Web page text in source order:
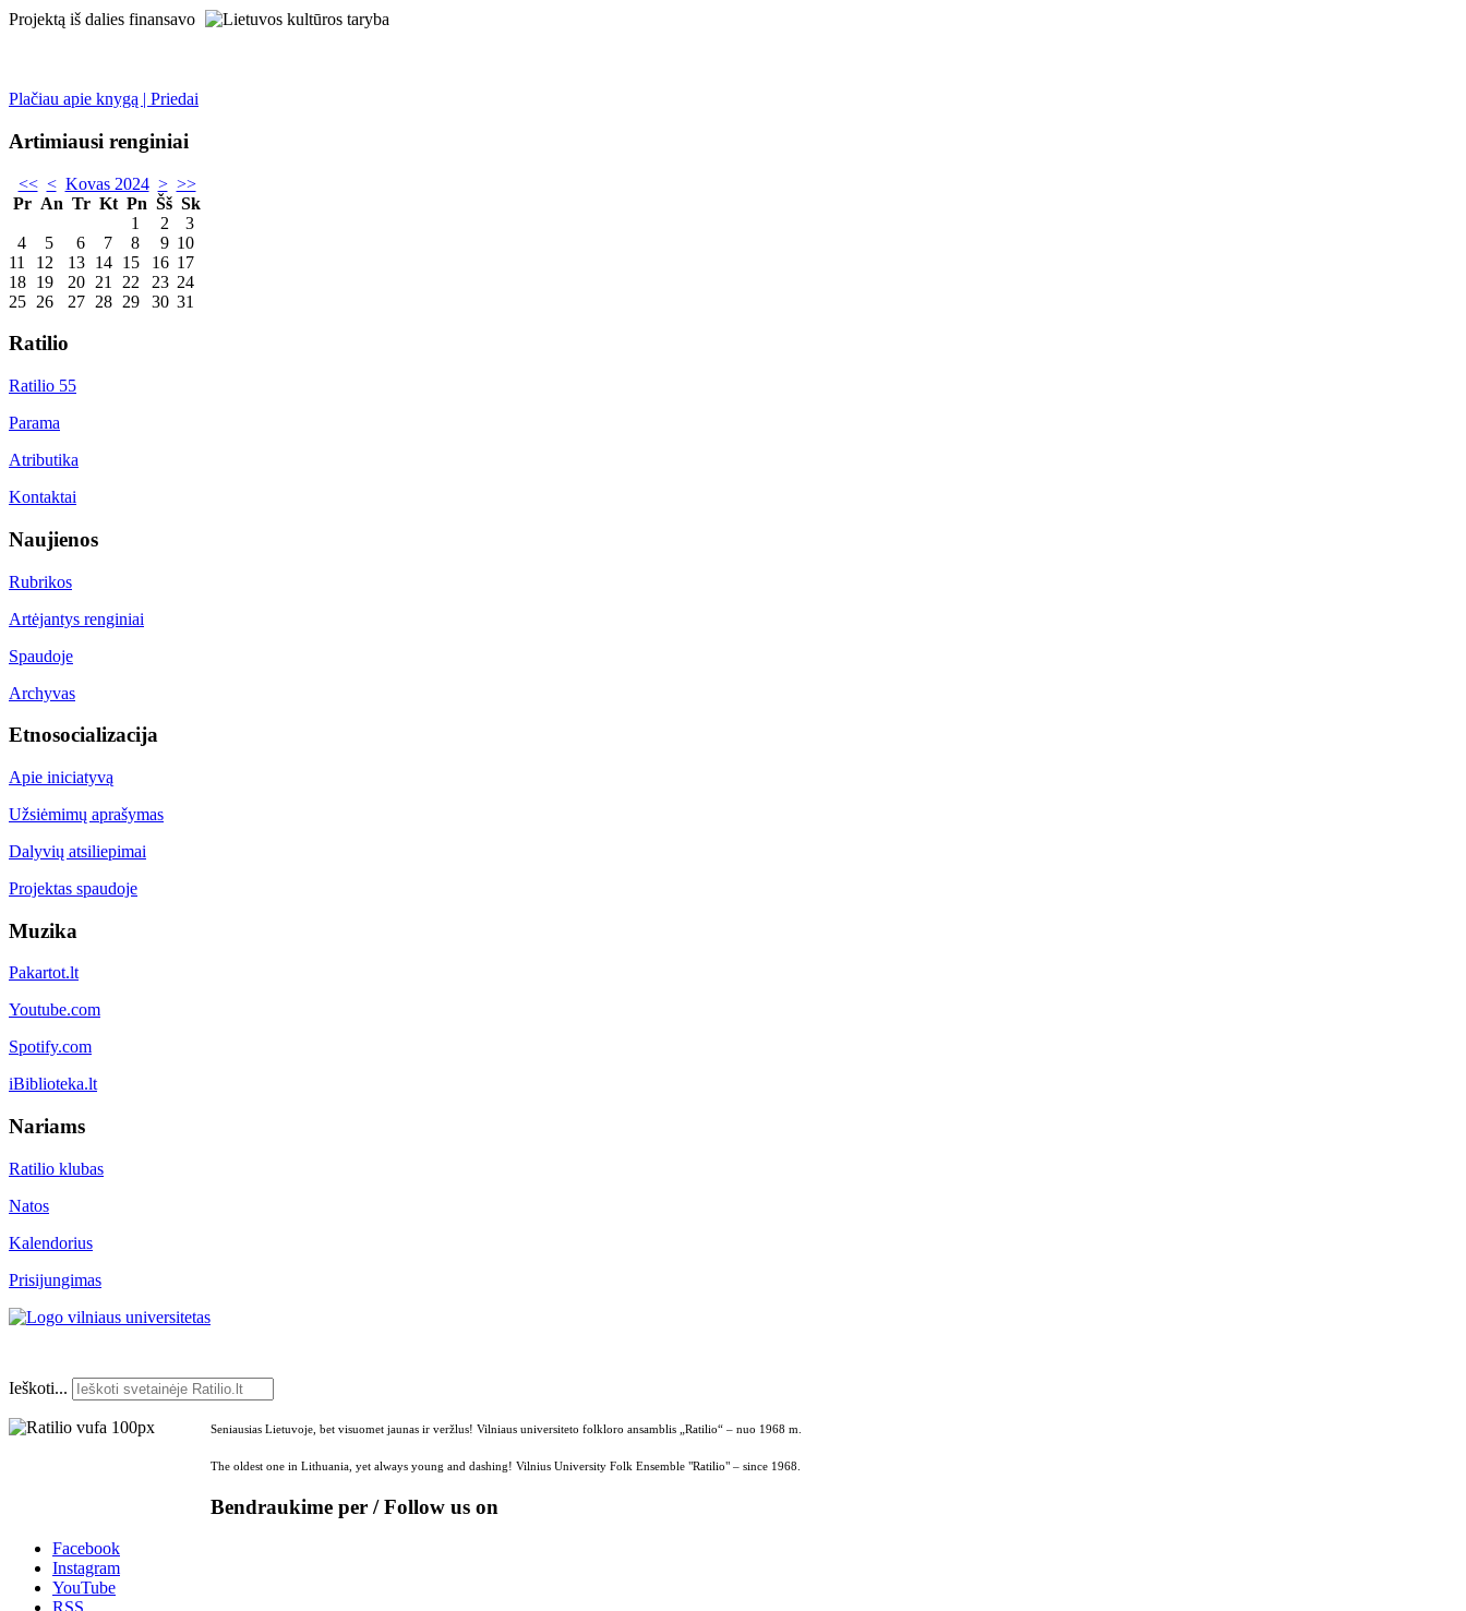
Projektą iš dalies finansavo
Plačiau apie knygą | Priedai
Artimiausi renginiai
<< < Kovas 2024 > >>
Pr An Tr Kt Pn Šš Sk
1
2
3
4
5 6 7 8 9 10
11
12 13 14 15 16 17
18 19 20 21 22 23 24
25 26 27 28 29 30 31
Ratilio
Ratilio 55
Parama
Atributika
Kontaktai
Naujienos
Rubrikos
Artėjantys renginiai
Spaudoje
Archyvas
Etnosocializacija
Apie iniciatyvą
Užsiėmimų aprašymas
Dalyvių atsiliepimai
Projektas spaudoje
Muzika
Pakartot.lt
Youtube.com
Spotify.com
iBiblioteka.lt
Nariams
Ratilio klubas
Natos
Kalendorius
Prisijungimas
Ieškoti...
Seniausias Lietuvoje, bet visuomet jaunas ir veržlus! Vilniaus universiteto folkloro ansamblis „Ratilio“ – nuo 1968 m.
The oldest one in Lithuania, yet always young and dashing! Vilnius University Folk Ensemble "Ratilio" – since 1968.
Bendraukime per / Follow us on
Facebook
Instagram
YouTube